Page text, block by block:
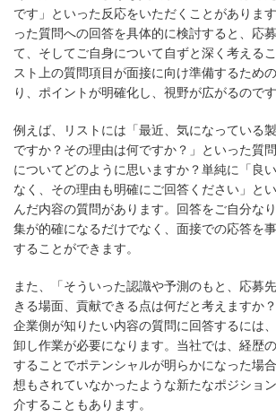
です」といった反応をいただくことがありま
った質問への回答を具体的に検討すると、応
て、そしてご自身について自ずと深く考える
スト上の質問項目が面接に向け準備するため
り、ポイントが明確化し、視野が広がるのです
例えば、リストには「最近、気になっている
ですか？その理由は何ですか？」といった質
についてどのように思いますか？単純に「良
なく、その理由も明確にご回答ください」と
んだ内容の質問があります。回答をご自分な
集が的確になるだけでなく、面接での応答を
することができます。
また、「そういった認識や予測のもと、応募
きる場面、貢献できる点は何だと考えますか
企業側が知りたい内容の質問に回答するには
卸し作業が必要になります。当社では、経歴
することでポテンシャルが明らかになった場
想もされていなかったような新たなポジショ
介することもあります。